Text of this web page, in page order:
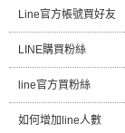
Line官方帳號買好友
LINE購買粉絲
line官方買粉絲
如何增加line人數